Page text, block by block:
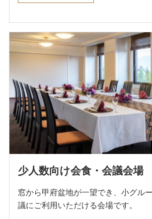
少人数向け会食・会議会場
窓から甲府盆地が一望でき、小グル
議にご利用いただける会場です。